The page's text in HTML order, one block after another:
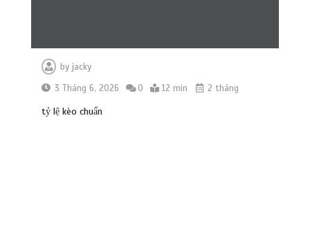
byjacky
3 Tháng 6, 2026
0 12 min 2 tháng
tỷ lệ kèo chuẩn
hợp đồng mượn thông minh hay canh